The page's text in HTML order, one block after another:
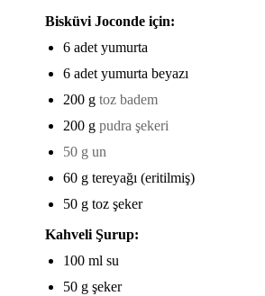
Bisküvi Joconde için:
6 adet yumurta
6 adet yumurta beyazı
200 g toz badem
200 g pudra şekeri
50 g un
60 g tereyağı (eritilmiş)
50 g toz şeker
Kahveli Şurup:
100 ml su
50 g şeker